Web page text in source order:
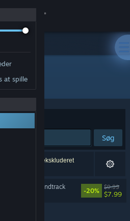
at spille
Søg
titler er blevet ekskluderet
Original Soundtrack
-20%
$9.99
$7.99